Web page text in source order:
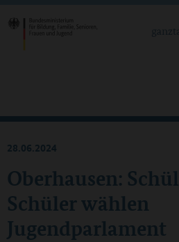
Oberhausen:
Schüler wählen
Jugendparlament
28.06.2024